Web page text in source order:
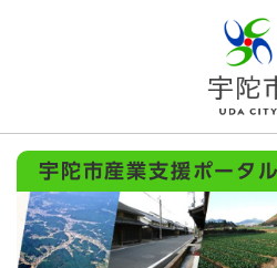
メニューを飛ば
宇陀市産業支援ポータ